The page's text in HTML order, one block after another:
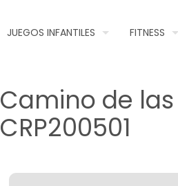
JUEGOS INFANTILES FITNESS
Camino de
CRP200501